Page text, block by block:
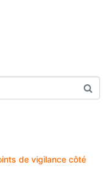
de vigilance côté